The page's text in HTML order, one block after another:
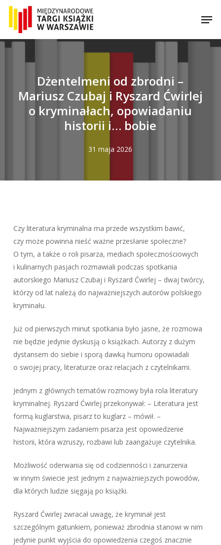
Skip
main
content
Dżentelmeni od zbrodni –
Mariusz Czubaj i Ryszard Ćwirlej
o kryminałach, opowiadaniu
historii i… bobie
31 maja 2026
Czy literatura kryminalna ma przede wszystkim bawić,
czy może powinna nieść ważne przesłanie społeczne?
O tym, a także o roli pisarza, mediach społecznościowych
i kulinarnych pasjach rozmawiali podczas spotkania
autorskiego Mariusz Czubaj i Ryszard Ćwirlej – dwaj twórcy,
którzy od lat należą do najważniejszych autorów polskiego
kryminału.
Już od pierwszych minut spotkania było jasne, że rozmowa
nie będzie jedynie dyskusją o książkach. Autorzy z dużym
dystansem do siebie i sporą dawką humoru opowiadali
o swojej pracy, literaturze oraz relacjach z czytelnikami.
Jednym z głównych tematów rozmowy była rola literatury
kryminalnej. Ryszard Ćwirlej przekonywał: – Literatura jest
formą kuglarstwa, pisarz to kuglarz – mówił. –
Najważniejszym zadaniem pisarza jest opowiedzenie
historii, która wzruszy, rozbawi lub zaangażuje czytelnika.
Możliwość oderwania się od codzienności i zanurzenia
w innym świecie jest jednym z najważniejszych powodów,
dla których ludzie sięgają po książki.
Ryszard Ćwirlej zwracał uwagę, że kryminał jest
szczególnym gatunkiem, ponieważ zbrodnia stanowi w nim
jedynie punkt wyjścia do opowiedzenia czegoś znacznie